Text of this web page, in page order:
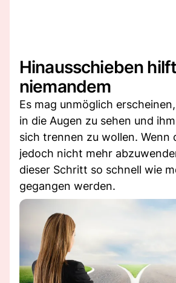
Hinausschieben hilft
niemandem
Es mag unmöglich
in die Augen zu sehen und
sich trennen zu wollen. Wenn
jedoch nicht mehr
dieser Schritt so schnell wie
gegangen werden.